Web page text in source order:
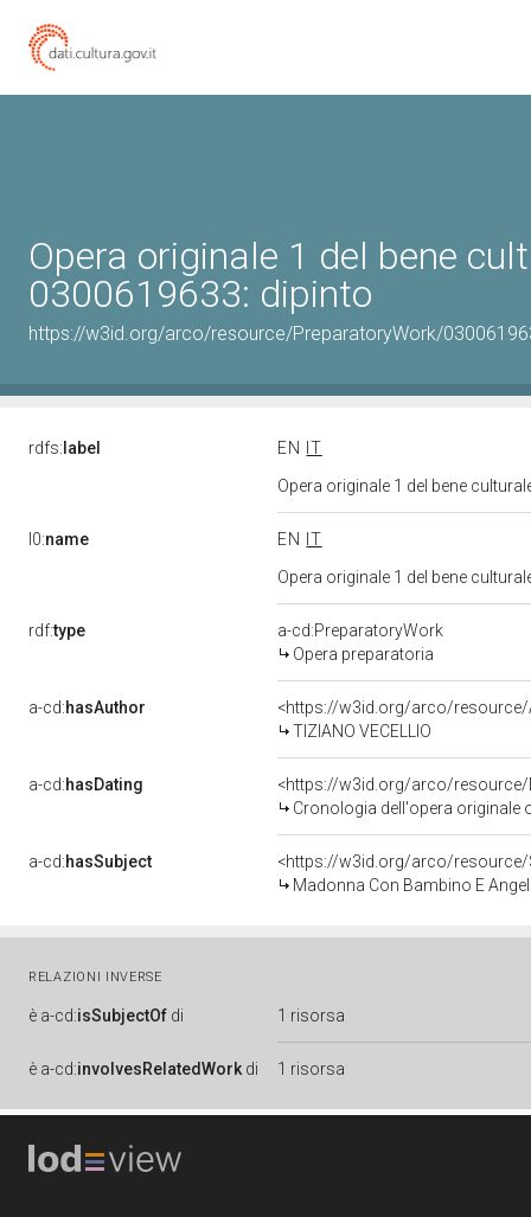
Opera originale 1 del bene
0300619633: dipinto
https://w3id.org/arco/resource/PreparatoryWork/
rdfs: label EN
IT
Opera originale 1 del bene
l0:name EN
IT
Opera originale 1 del bene
rdf:type
a-cd:PreparatoryWork
Opera preparatoria
a-cd:hasAuthor
<https://w3id.org/arco/resource/
TIZIANO VECELLIO
a-cd:hasDating
<https://w3id.org/arco/
Cronologia dell'opera originale
a-cd:hasSubject
<https://w3id.org/arco/
Madonna Con Bambino E
RELAZIONI INVERSE
è a-cd:isSubjectOf di 1 risorsa
è a-cd:involvesRelatedWork di 1 risorsa